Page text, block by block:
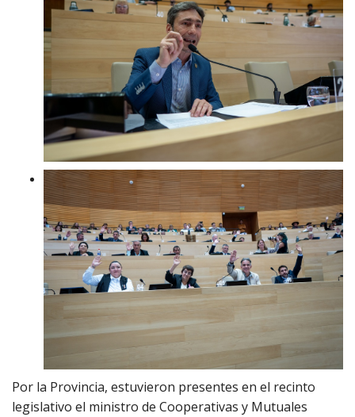
Por la Provincia, estuvieron presentes en el recinto
legislativo el ministro de Cooperativas y Mutuales